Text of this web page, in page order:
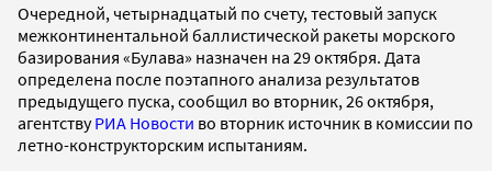
Очередной, четырнадцатый по счету, тестовый запуск
межконтинентальной баллистической ракеты морского
базирования «Булава» назначен на 29 октября. Дата
определена после поэтапного анализа результатов
предыдущего пуска, сообщил во вторник, 26 октября,
агентствуРИА Новости во вторник источник в комиссии по
летно-конструкторским испытаниям.